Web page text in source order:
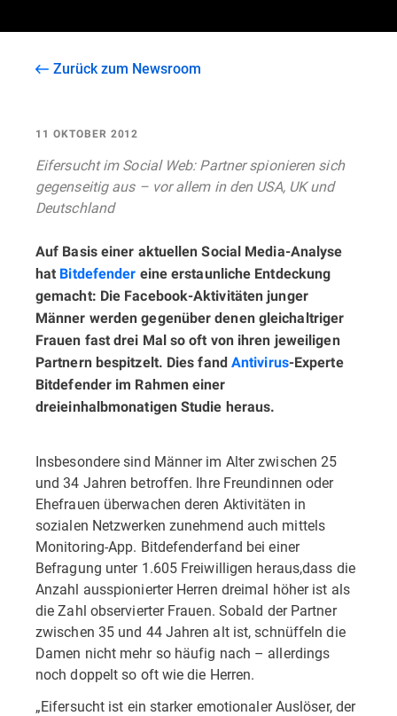
Zurück zum Newsroom
11 OKTOBER 2012
Eifersucht im Social Web: Partner spionieren sich
gegenseitig aus – vor allem in den USA, UK und
Deutschland
Auf Basis einer aktuellen Social Media-Analyse
hat Bitdefender eine erstaunliche Entdeckung
gemacht: Die Facebook-Aktivitäten junger
Männer werden gegenüber denen gleichaltriger
Frauen fast drei Mal so oft von ihren jeweiligen
Partnern bespitzelt. Dies fand Antivirus-Experte
Bitdefender im Rahmen einer
dreieinhalbmonatigen Studie heraus.
Insbesondere sind Männer im Alter zwischen 25
und 34 Jahren betroffen. Ihre Freundinnen oder
Ehefrauen überwachen deren Aktivitäten in
sozialen Netzwerken zunehmend auch mittels
Monitoring-App. Bitdefenderfand bei einer
Befragung unter 1.605 Freiwilligen heraus,dass die
Anzahl ausspionierter Herren dreimal höher ist als
die Zahl observierter Frauen. Sobald der Partner
zwischen 35 und 44 Jahren alt ist, schnüffeln die
Damen nicht mehr so häufig nach – allerdings
noch doppelt so oft wie die Herren.
„Eifersucht ist ein starker emotionaler Auslöser, der